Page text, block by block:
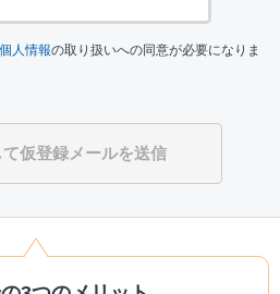
個人情報の取り扱いへの同意が必要になりま